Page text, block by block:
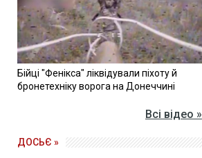
Бійці "Фенікса" ліквідували піхоту й
бронетехніку ворога на Донеччині
Всі відео »
ДОСЬЄ »